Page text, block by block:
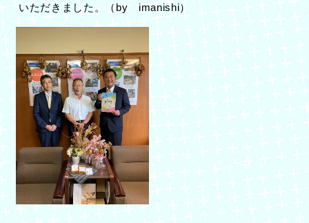
いただきました。（ by imanishi）